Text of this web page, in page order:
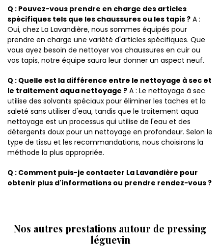
Q : Pouvez-vous prendre en charge des articles
spécifiques tels que les chaussures ou les tapis ? A :
Oui, chez La Lavandière, nous sommes équipés pour
prendre en charge une variété d'articles spécifiques. Que
vous ayez besoin de nettoyer vos chaussures en cuir ou
vos tapis, notre équipe saura leur donner un aspect neuf.
Q : Quelle est la différence entre le nettoyage à sec et
le traitement aqua nettoyage ? A : Le nettoyage à sec
utilise des solvants spéciaux pour éliminer les taches et la
saleté sans utiliser d'eau, tandis que le traitement aqua
nettoyage est un processus qui utilise de l'eau et des
détergents doux pour un nettoyage en profondeur. Selon le
type de tissu et les recommandations, nous choisirons la
méthode la plus appropriée.
Q : Comment puis-je contacter La Lavandière pour
obtenir plus d'informations ou prendre rendez-vous ?
Nos autres prestations autour de pressing
léguevin